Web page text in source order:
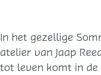
In het gezellige
atelier van Jaap
tot leven komt in de